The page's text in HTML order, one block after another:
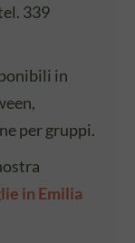
339
in
per gruppi.
in Emilia